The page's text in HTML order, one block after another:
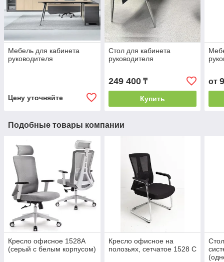
Мебель для кабинета
руководителя
Цену уточняйте
Стол для кабинета
руководителя
249 400₸
Купить
от
Подобные товары компании
Кресло офисное 1528A
(серый с белым корпусом)
Кресло офисное на
полозьях, сетчатое 1528 С